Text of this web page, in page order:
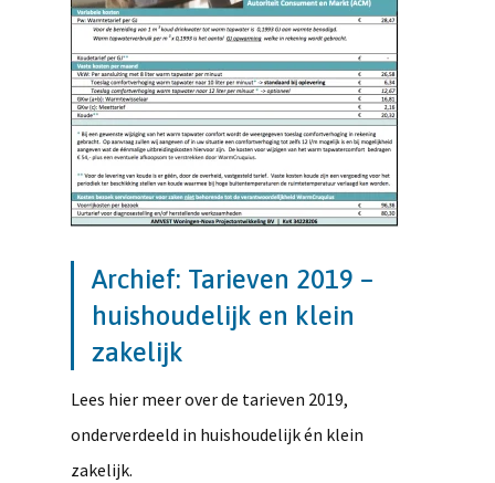
Archief: Tarieven 2019 –
huishoudelijk en klein
zakelijk
Lees hier meer over de tarieven 2019,
onderverdeeld in huishoudelijk én klein
zakelijk.